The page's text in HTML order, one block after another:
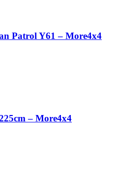
Patrol Y61 – More4x4
– More4x4